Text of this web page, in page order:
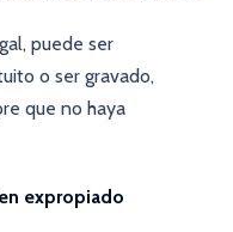
puede ser
o ser gravado,
que no haya
expropiado